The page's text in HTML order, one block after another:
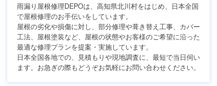
雨漏り屋根修理DEPOは、高知県北川村をはじめ、日本全国
で屋根修理のお手伝いをしています。
屋根の劣化や損傷に対し、部分修理や葺き替え工事、カバー
工法、屋根塗装など、屋根の状態やお客様のご希望に沿った
最適な修理プランを提案・実施しています。
日本全国各地での、見積もりや現地調査に、最短で当日伺い
ます。お急ぎの際もどうぞお気軽にお問い合わせください。